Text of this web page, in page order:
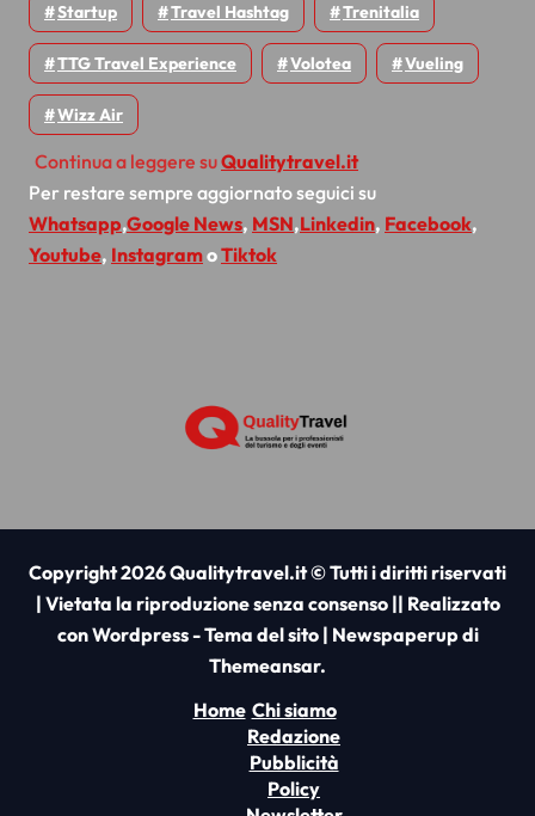
Startup Travel Hashtag Trenitalia
TTG Travel Experience Volotea Vueling
Wizz Air
Continua a leggere suQualitytravel.it
Per restare sempre aggiornato seguici su
Whatsapp,Google News, MSN,Linkedin, Facebook,
Youtube, InstagramoTiktok
Copyright 2026 Qualitytravel.it © Tutti i diritti riservati
| Vietata la riproduzione senza consenso || Realizzato
con Wordpress - Tema del sito | Newspaperup di
Themeansar.
Home Chi siamo
Redazione
Pubblicità
Policy